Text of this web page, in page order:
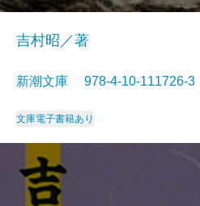
吉村昭／著
新潮文庫 978-4-10-
文庫電子書籍あり